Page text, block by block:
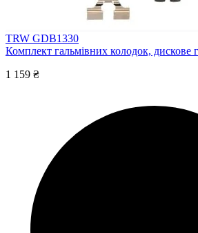
TRW GDB1330
Комплект гальмівних колодок, дискове
1 159 ₴